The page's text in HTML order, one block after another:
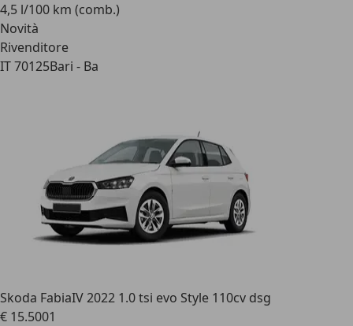
4,5 l/100 km (comb.)
Novità
Rivenditore
IT 70125Bari - Ba
Skoda FabiaIV 2022 1.0 tsi evo Style 110cv dsg
€ 15.5001